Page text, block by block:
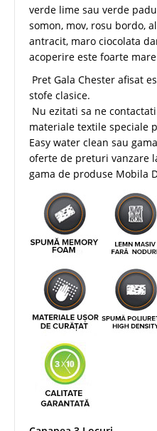
verde lime sau verde
somon, mov, rosu bordo,
antracit, maro ciocolata
acoperire este foarte
Pret Gala Chester afisat
stofe clasice.
Nu ezitati sa ne
materiale textile speciale
Easy water clean sau
oferte de preturi vanzare
gama de produse Mobila